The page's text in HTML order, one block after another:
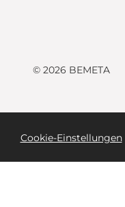
© 2026 BEMETA
Cookie-Einstellungen